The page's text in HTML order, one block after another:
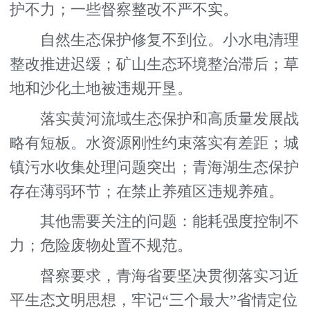
护不力；一些督察整改不严不实。
自然生态保护修复不到位。小水电清理
整改推进迟缓；矿山生态环境整治滞后；草
地和沙化土地被违规开垦。
落实黄河流域生态保护和高质量发展战
略有短板。水资源刚性约束落实有差距；城
镇污水收集处理问题突出；青海湖生态保护
存在薄弱环节；在禁止养殖区违规养殖。
其他需要关注的问题：能耗强度控制不
力；危险废物处置不规范。
督察要求，青海省要坚决贯彻落实习近
平生态文明思想，牢记“三个最大”省情定位